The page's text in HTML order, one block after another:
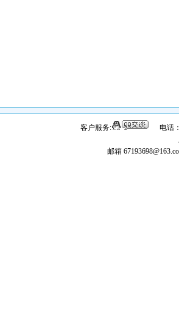
客户服务:
电话：
邮箱